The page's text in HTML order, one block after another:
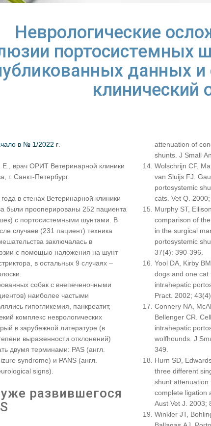
Неврологические
портосистемных
данных и
клинический
в № 1/2022 г.
врач ОРИТ Ветеринарной клиники
г. Санкт-Петербург.
в стенах Ветеринарной клиники
были прооперированы 252 пациента
с портосистемными шунтами. В
случаев (231 пациент) техника
заключалась в
с помощью наложения на шунт
в остальных 9 случаях –
собак с внепеченочными
наиболее частыми
гипогликемия, панкреатит,
комплекс неврологических
в зарубежной литературе (в
выраженности отклонений)
двумя терминами: PAS (англ.
syndrome) и PANS (англ.
signs).
развившегося
attenuation of
shunts. J Small
Wolschrijn CF,
van Sluijs FJ.
portosystemic
cats. Vet Q.
Murphy ST,
comparison of
in the surgical
portosystemic
37(4): 390-396.
Yool DA, Kirby
dogs and one cat
intrahepatic
Pract. 2002;
Connery NA,
Bellenger CR.
intrahepatic
wolfhounds. J
349.
Hurn SD,
three different
shunt attenuation
complete ligation
Aust Vet J. 2003;
Winkler JT,